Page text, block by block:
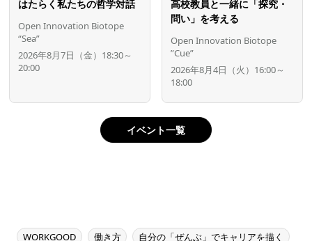
はたらく私たちの哲学対話
Open Innovation Biotope
“Sea”
2026年8月7日（金）18:30～
20:00
高校教員と一緒に「探究・
問い」を考える
Open Innovation Biotope
”Cue”
2026年8月4日（火）16:00～
18:00
イベント一覧
WORKGOOD 働き方 自分の「ぜんぶ」でキャリアを描く